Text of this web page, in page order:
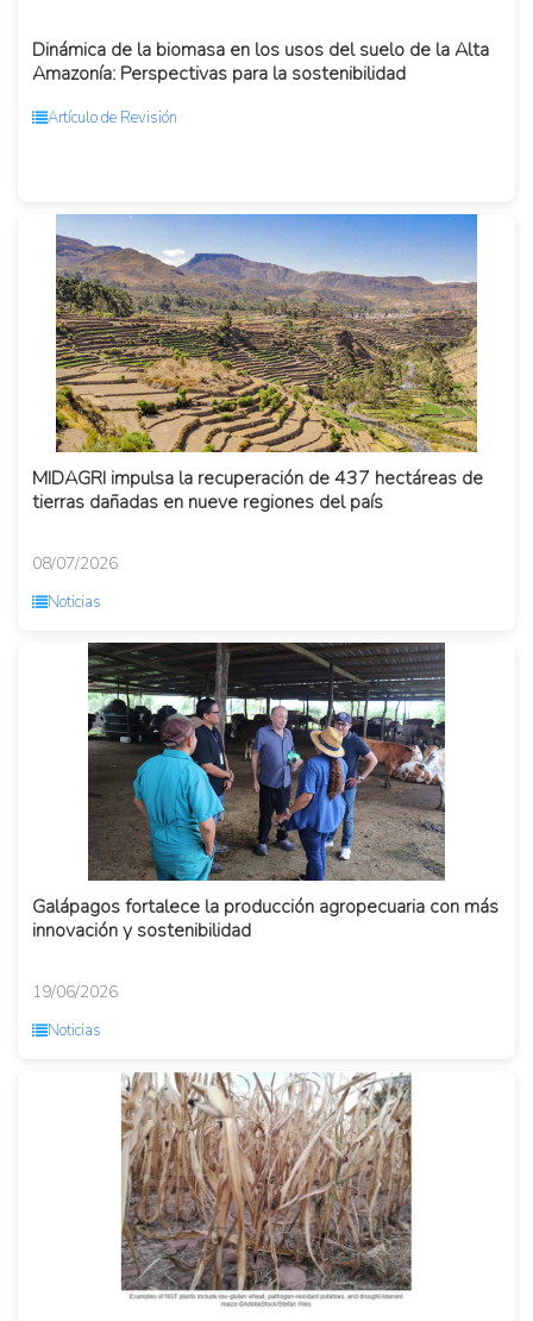
Dinámica de la biomasa en los usos del suelo de la Alta
Amazonía: Perspectivas para la sostenibilidad
Artículo de Revisión
MIDAGRI impulsa la recuperación de 437 hectáreas de
tierras dañadas en nueve regiones del país
08/07/2026
Noticias
Galápagos fortalece la producción agropecuaria con más
innovación y sostenibilidad
19/06/2026
Noticias